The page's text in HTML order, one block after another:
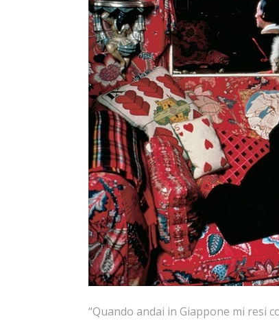
“Quando andai in Giappone mi resi